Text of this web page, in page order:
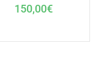
150,00€